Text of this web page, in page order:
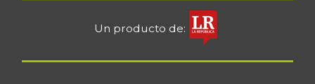
Un producto de: